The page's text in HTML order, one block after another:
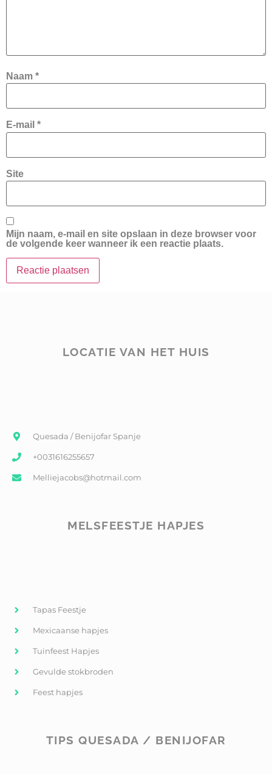
Naam *
E-mail *
Site
Mijn naam, e-mail en site opslaan in deze browser voor
de volgende keer wanneer ik een reactie plaats.
LOCATIE VAN HET HUIS
Quesada / Benijofar Spanje
+0031616255657
Melliejacobs@hotmail.com
MELSFEESTJE HAPJES
Tapas Feestje
Mexicaanse hapjes
Tuinfeest Hapjes
Gevulde stokbroden
Feest hapjes
TIPS QUESADA / BENIJOFAR